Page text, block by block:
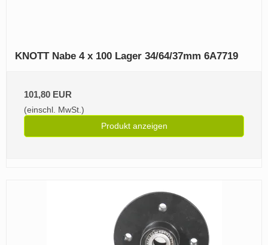
KNOTT Nabe 4 x 100 Lager 34/64/37mm 6A7719
101,80 EUR
(einschl. MwSt.)
Produkt anzeigen